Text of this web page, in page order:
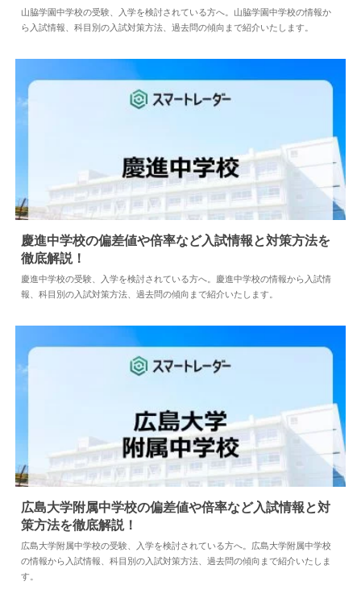
中学情報 2024.04.02
山脇学園中学校の受験、入学を検討されている方へ。山脇学園中学校の情報か
ら入試情報、科目別の入試対策方法、過去問の傾向まで紹介いたします。
中学情報 2024.04.02
慶進中学校の偏差値や倍率など入試情報と対策方法を
徹底解説！
慶進中学校の受験、入学を検討されている方へ。慶進中学校の情報から入試情
報、科目別の入試対策方法、過去問の傾向まで紹介いたします。
中学情報 2025.03.03
広島大学附属中学校の偏差値や倍率など入試情報と対
策方法を徹底解説！
広島大学附属中学校の受験、入学を検討されている方へ。広島大学附属中学校
の情報から入試情報、科目別の入試対策方法、過去問の傾向まで紹介いたしま
す。